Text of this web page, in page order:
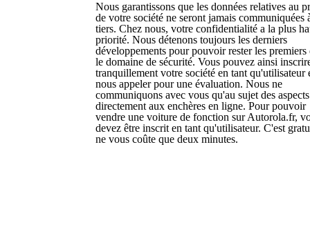
Nous garantissons que les données relatives au
de votre société ne seront jamais communiquées
tiers. Chez nous, votre confidentialité a la plus
priorité. Nous détenons toujours les derniers
développements pour pouvoir rester les premiers
le domaine de sécurité. Vous pouvez ainsi
tranquillement votre société en tant qu'utilisateur
nous appeler pour une évaluation. Nous ne
communiquons avec vous qu'au sujet des
directement aux enchères en ligne. Pour pouvoir
vendre une voiture de fonction sur Autorola.fr,
devez être inscrit en tant qu'utilisateur. C'est
ne vous coûte que deux minutes.